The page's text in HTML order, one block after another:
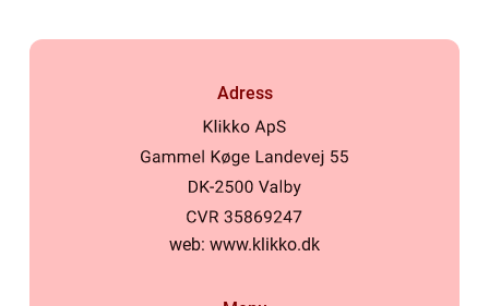
Adress
web: www.klikko.dk